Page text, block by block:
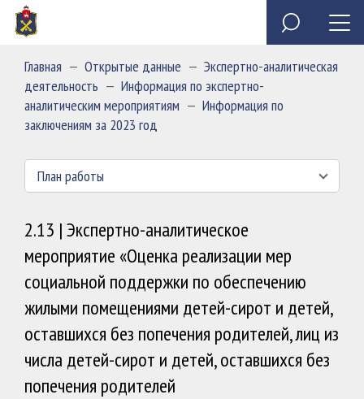
Миссия
Сведения о доходах, расходах, об имуществе и
обязательствах имущественного характера
председателя и государственных гражданских
служащих Контрольно-счетной палаты Пермского края
Специальное программное обеспечение «Анкета
Обзор обращений граждан
Главная — Открытые данные — Экспертно-аналитическая
деятельность — Информация по экспертно-
аналитическим мероприятиям — Информация по
заключениям за 2023 год
План работы
2.13 | Экспертно-аналитическое
мероприятие «Оценка реализации мер
социальной поддержки по обеспечению
жилыми помещениями детей-сирот и детей,
оставшихся без попечения родителей, лиц из
числа детей-сирот и детей, оставшихся без
попечения родителей